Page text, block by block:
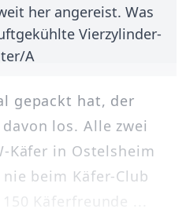
her angereist. Was
Vierzylinder-
A
gepackt hat, der
los. Alle zwei
Käfer in Ostelsheim
beim Käfer-Club
Käferfreunde ...